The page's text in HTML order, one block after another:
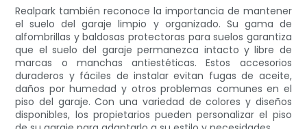
Realpark también reconoce la importancia de mantener
el suelo del garaje limpio y organizado. Su gama de
alfombrillas y baldosas protectoras para suelos garantiza
que el suelo del garaje permanezca intacto y libre de
marcas o manchas antiestéticas. Estos accesorios
duraderos y fáciles de instalar evitan fugas de aceite,
daños por humedad y otros problemas comunes en el
piso del garaje. Con una variedad de colores y diseños
disponibles, los propietarios pueden personalizar el piso